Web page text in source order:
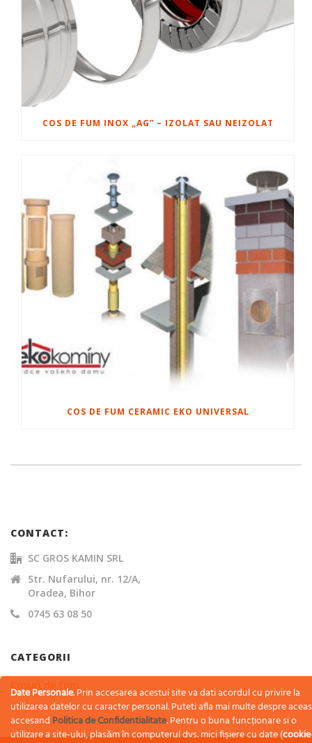
COS DE FUM INOX „AG” – IZOLAT SAU NEIZOLAT
COS DE FUM CERAMIC EKO UNIVERSAL
CONTACT:
SC GROS KAMIN SRL
Str. Nufarului, nr. 12/A,
Oradea, Bihor
0745 63 08 50
CATEGORII
Cosuri de fum
Date Personale. Prin accesarea acestui site va dati acordul cu privire la
utilizarea datelor cu caracter personal. Puteti afla mai multe despre
accesand Politica de Confidentialitate. Pentru o buna funcționare si o
utilizare a site-ului, plasăm în computerul dvs. mici fișiere cu date (cookie